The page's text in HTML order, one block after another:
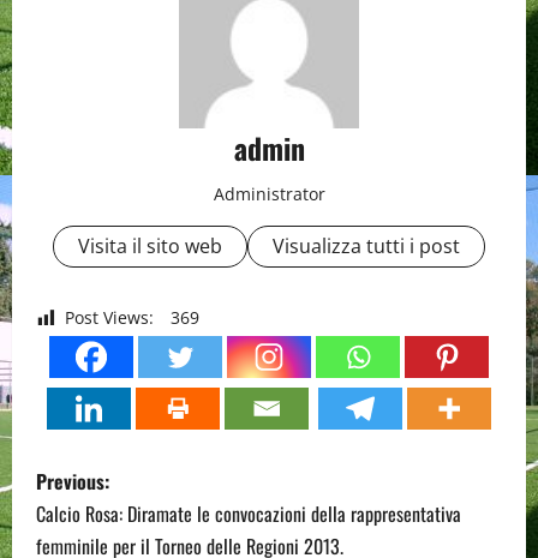
admin
Administrator
Visita il sito web Visualizza tutti i post
Post Views: 369
P
o
Previous:
Calcio Rosa: Diramate le convocazioni della rappresentativa
femminile per il Torneo delle Regioni 2013.